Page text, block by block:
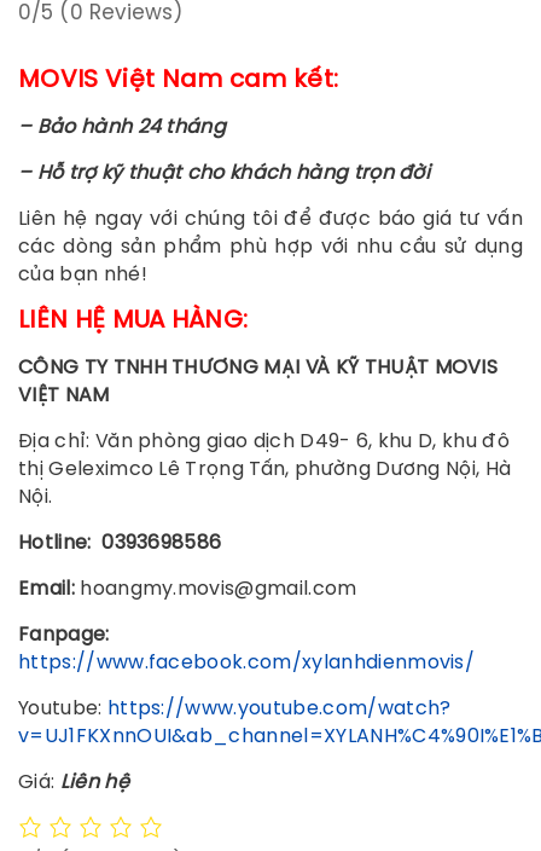
0/5 (0 Reviews)
MOVIS Việt Nam cam kết:
– Bảo hành 24 tháng
– Hỗ trợ kỹ thuật cho khách hàng trọn đời
Liên hệ ngay với chúng tôi để được báo giá tư vấn
các dòng sản phẩm phù hợp với nhu cầu sử dụng
của bạn nhé!
LIÊN HỆ MUA HÀNG:
CÔNG TY TNHH THƯƠNG MẠI VÀ KỸ THUẬT MOVIS
VIỆT NAM
Địa chỉ: Văn phòng giao dịch D49- 6, khu D, khu đô
thị Geleximco Lê Trọng Tấn, phường Dương Nội, Hà
Nội.
Hotline: 0393698586
Email:hoangmy.movis@gmail.com
Fanpage:
https://www.facebook.com/xylanhdienmovis/
Youtube: https://www.youtube.com/watch?
Giá: Liên hệ